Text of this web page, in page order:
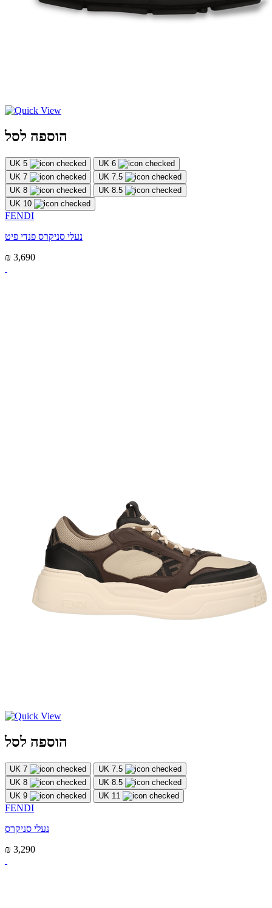
הוספה לסל
UK 5
UK 6
UK 7
UK 7.5
UK 8
UK 8.5
UK 10
FENDI
נעלי סניקרס פנדי פיט
₪ 3,690
הוספה לסל
UK 7
UK 7.5
UK 8
UK 8.5
UK 9
UK 11
FENDI
נעלי סניקרס
₪ 3,290